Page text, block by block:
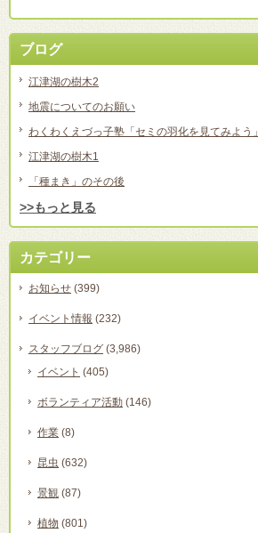
ブログ
江津湖の樹木2
地震についてのお願い
わくわくえづっ子塾「セミの羽化を見てみよう」
江津湖の樹木1
「種まき」のその後
>>もっと見る
カテゴリー
お知らせ (399)
イベント情報 (232)
スタッフブログ (3,986)
イベント (405)
ボランティア活動 (146)
作業 (8)
昆虫 (632)
景観 (87)
植物 (801)